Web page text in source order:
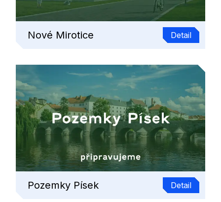
Nové Mirotice Detail
Pozemky Písek Detail